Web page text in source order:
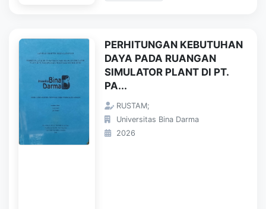
PERHITUNGAN KEBUTUHAN
DAYA PADA RUANGAN
SIMULATOR PLANT DI PT.
PA...
RUSTAM;
Universitas Bina Darma
2026